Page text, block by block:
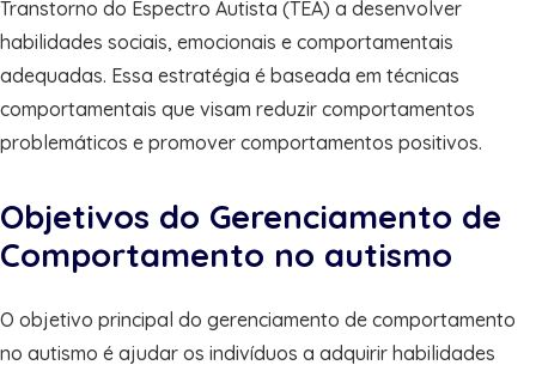
Transtorno do Espectro Autista (TEA) a desenvolver
habilidades sociais, emocionais e comportamentais
adequadas. Essa estratégia é baseada em técnicas
comportamentais que visam reduzir comportamentos
problemáticos e promover comportamentos positivos.
Objetivos do Gerenciamento de
Comportamento no autismo
O objetivo principal do gerenciamento de comportamento
no autismo é ajudar os indivíduos a adquirir habilidades